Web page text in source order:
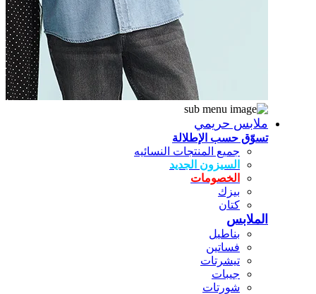
ملابس حريمي
تسوّق حسب الإطلالة
جميع المنتجات النسائيه
السيزون الجديد
الخصومات
بيزك
كتان
الملابس
بناطيل
فساتين
تيشرتات
جيبات
شورتات